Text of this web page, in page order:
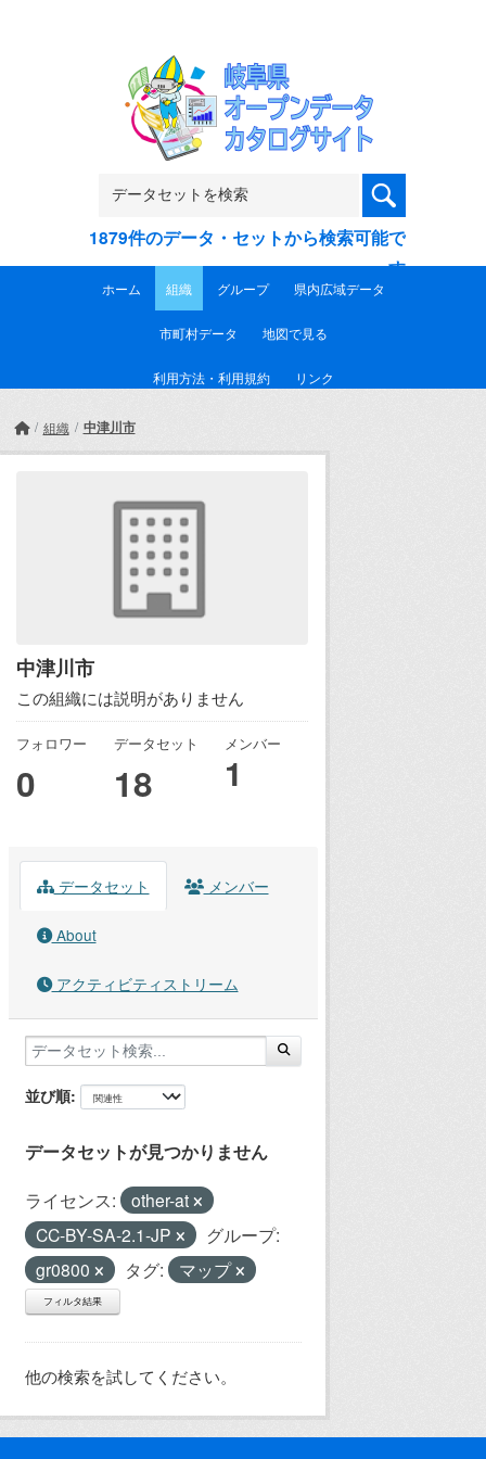
1879件のデータ・セットから検索可能で
す
ホーム 組織 グループ 県内広域データ
市町村データ 地図で見る
利用方法・利用規約 リンク
組織 中津川市
中津川市
この組織には説明がありません
フォロワー
0
データセット
18
メンバー
1
データセット メンバー
About
アクティビティストリーム
並び順
データセットが見つかりません
ライセンス:
other-at
CC-BY-SA-2.1-JP
グループ:
gr0800
タグ: マップ
フィルタ結果
他の検索を試してください。